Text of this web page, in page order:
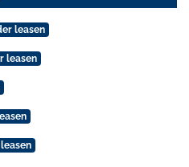
leasen
leasen